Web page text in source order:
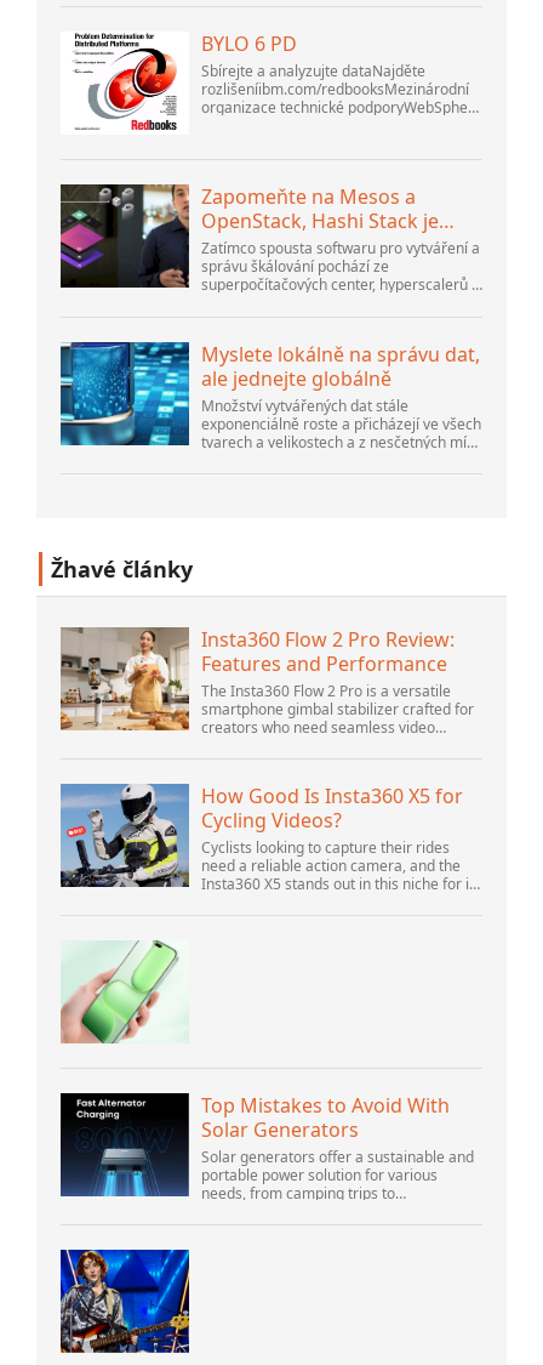
prostředí na GoDaddy Open 2021 dne 28.
BYLO 6 PD
Sbírejte a analyzujte dataNajděte
rozlišeníibm.com/redbooksMezinárodní
organizace technické podporyWebSphere
PlatformsListopad 2005 SG2...
Zapomeňte na Mesos a
OpenStack, Hashi Stack je
nová další platforma
Zatímco spousta softwaru pro vytváření a
správu škálování pochází ze
superpočítačových center, hyperscalerů a
existuje spousta inovací, které dělají lidé...
Myslete lokálně na správu dat,
ale jednejte globálně
Množství vytvářených dat stále
exponenciálně roste a přicházejí ve všech
tvarech a velikostech a z nesčetných míst.
nestrukturovaný a je to gen...
Žhavé články
Insta360 Flow 2 Pro Review:
Features and Performance
The Insta360 Flow 2 Pro is a versatile
smartphone gimbal stabilizer crafted for
creators who need seamless video
for vlogging, live streaming, and video
How Good Is Insta360 X5 for
Cycling Videos?
Cyclists looking to capture their rides
need a reliable action camera, and the
Insta360 X5 stands out in this niche for its
Offering top-of-the-line 8K 360° video ca...
Top Mistakes to Avoid With
Solar Generators
Solar generators offer a sustainable and
portable power solution for various
needs, from camping trips to
increases, it’s vital to navigate common